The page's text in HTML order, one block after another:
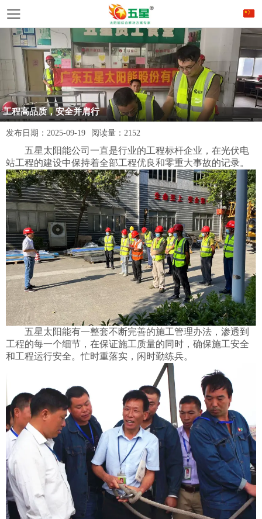
工程高品质，安全并肩行
发布日期： 2025-09-19 阅读量： 2152
五星太阳能公司一直是行业的工程标杆企业，在光伏电
站工程的建设中保持着全部工程优良和零重大事故的记录。
五星太阳能有一整套不断完善的施工管理办法，渗透到
工程的每一个细节，在保证施工质量的同时，确保施工安全
和工程运行安全。忙时重落实，闲时勤练兵。